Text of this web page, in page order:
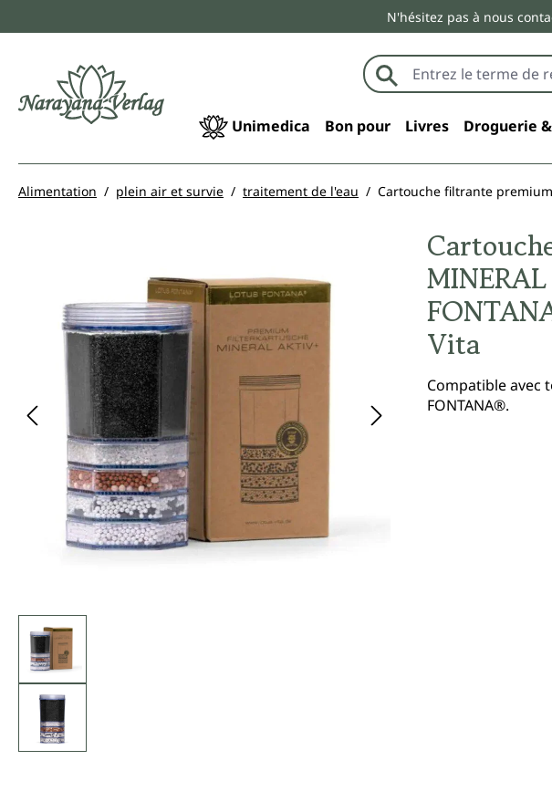
N'hésitez pas à nous
Unimedica Bon pour Livres Droguerie
Alimentation plein air et survie traitement de l'eau Cartouche filtrante premium
Vita
Compatible avec
FONTANA®.